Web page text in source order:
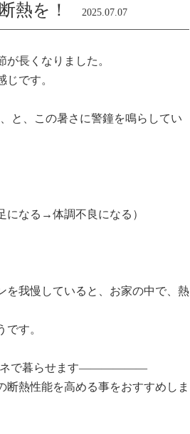
熱を！ 2025.07.07
長くなりました。
です。
と、この暑さに警鐘を鳴らしてい
になる→体調不良になる）
を我慢していると、お家の中で、熱
す。
ネで暮らせます——————
熱性能を高める事をおすすめしま